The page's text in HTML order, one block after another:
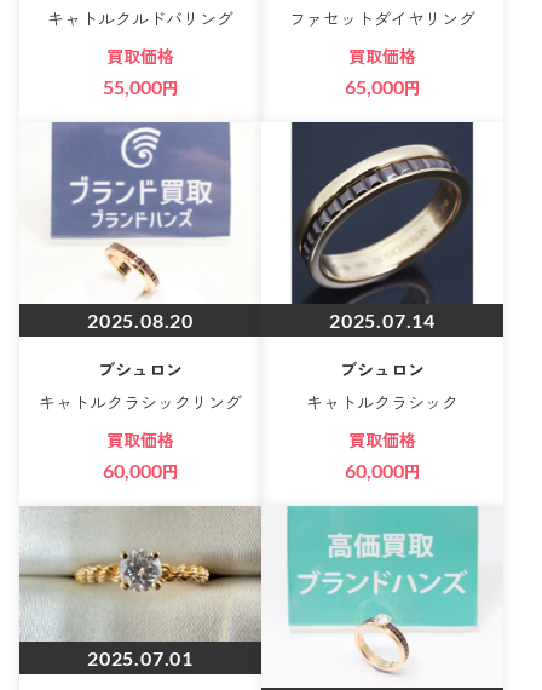
キャトルクルドバリング
買取価格
55,000円
ファセットダイヤリング
買取価格
65,000円
2025.08.20
ブシュロン
キャトルクラシックリング
買取価格
60,000円
2025.07.14
ブシュロン
キャトルクラシック
買取価格
60,000円
2025.07.01